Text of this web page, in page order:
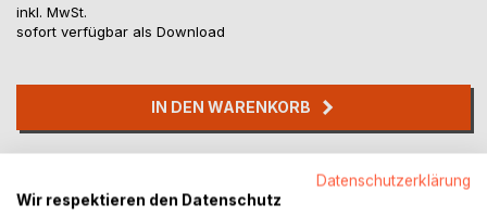
inkl. MwSt.
sofort verfügbar als Download
IN DEN WARENKORB
Titel bewerten
Datenschutzerklärung
Wir respektieren den Datenschutz